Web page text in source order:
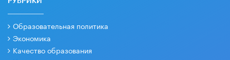
Образовательная политика
Экономика
Качество образования